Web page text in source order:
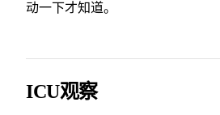
动一下才知道。
ICU观察